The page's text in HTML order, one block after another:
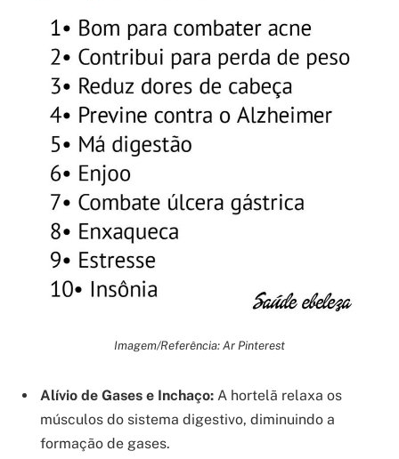
Imagem/Referência: Ar Pinterest
Alívio de Gases e Inchaço: A hortelã relaxa os
músculos do sistema digestivo, diminuindo a
formação de gases.